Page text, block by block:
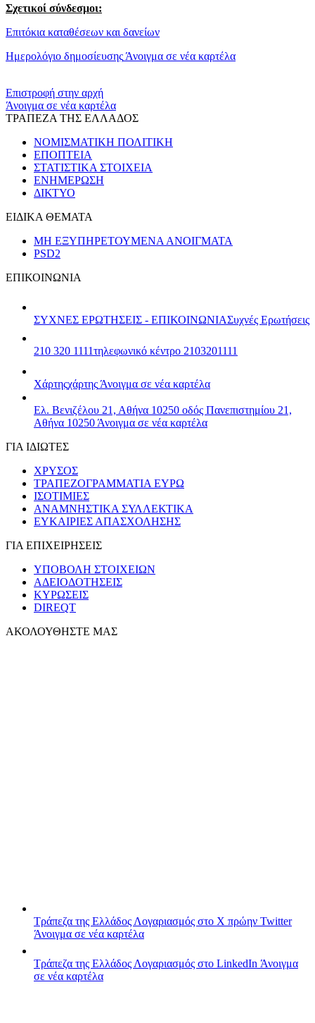
Σχετικοί σύνδεσμοι:
Επιτόκια καταθέσεων και δανείων
Ημερολόγιο δημοσίευσης Άνοιγμα σε νέα καρτέλα
Επιστροφή στην αρχή
Άνοιγμα σε νέα καρτέλα
ΤΡΑΠΕΖΑ ΤΗΣ ΕΛΛΑΔΟΣ
ΝΟΜΙΣΜΑΤΙΚΗ ΠΟΛΙΤΙΚΗ
ΕΠΟΠΤΕΙΑ
ΣΤΑΤΙΣΤΙΚΑ ΣΤΟΙΧΕΙΑ
ΕΝΗΜΕΡΩΣΗ
ΔΙΚΤΥΟ
ΕΙΔΙΚΑ ΘΕΜΑΤΑ
ΜΗ ΕΞΥΠΗΡΕΤΟΥΜΕΝΑ ΑΝΟΙΓΜΑΤΑ
PSD2
ΕΠΙΚΟΙΝΩΝΙΑ
ΣΥΧΝΕΣ ΕΡΩΤΗΣΕΙΣ - ΕΠΙΚΟΙΝΩΝΙΑΣυχνές Ερωτήσεις
210 320 1111τηλεφωνικό κέντρο 2103201111
Χάρτηςχάρτης Άνοιγμα σε νέα καρτέλα
Ελ. Βενιζέλου 21, Αθήνα 10250 οδός Πανεπιστημίου 21,
Αθήνα 10250 Άνοιγμα σε νέα καρτέλα
ΓΙΑ ΙΔΙΩΤΕΣ
ΧΡΥΣΟΣ
ΤΡΑΠΕΖΟΓΡΑΜΜΑΤΙΑ ΕΥΡΩ
ΙΣΟΤΙΜΙΕΣ
ΑΝΑΜΝΗΣΤΙΚΑ ΣΥΛΛΕΚΤΙΚΑ
ΕΥΚΑΙΡΙΕΣ ΑΠΑΣΧΟΛΗΣΗΣ
ΓΙΑ ΕΠΙΧΕΙΡΗΣΕΙΣ
ΥΠΟΒΟΛΗ ΣΤΟΙΧΕΙΩΝ
ΑΔΕΙΟΔΟΤΗΣΕΙΣ
ΚΥΡΩΣΕΙΣ
DIREQT
ΑΚΟΛΟΥΘΗΣΤΕ ΜΑΣ
Τράπεζα της Ελλάδος Λογαριασμός στο X πρώην Twitter
Άνοιγμα σε νέα καρτέλα
Τράπεζα της Ελλάδος Λογαριασμός στο LinkedIn Άνοιγμα
σε νέα καρτέλα